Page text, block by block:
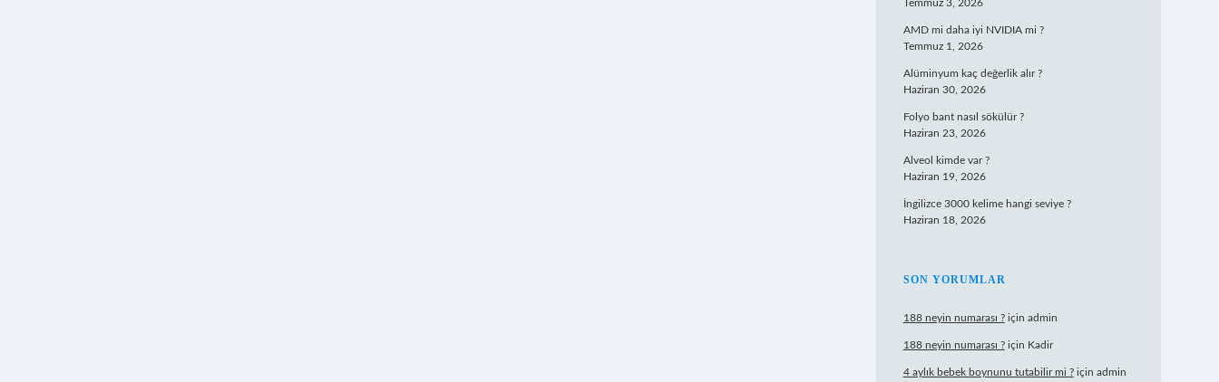
Temmuz 3, 2026
AMD mi daha iyi NVIDIA mi ?
Temmuz 1, 2026
Alüminyum kaç değerlik alır ?
Haziran 30, 2026
Folyo bant nasıl sökülür ?
Haziran 23, 2026
Alveol kimde var ?
Haziran 19, 2026
İngilizce 3000 kelime hangi seviye ?
Haziran 18, 2026
SON YORUMLAR
188 neyin numarası ?için admin
188 neyin numarası ?için Kadir
4 aylık bebek boynunu tutabilir mi ?için admin